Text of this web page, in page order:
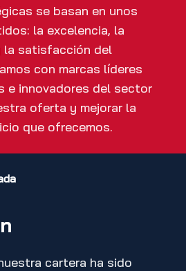
se basan en unos
la excelencia, la
la satisfacción del
con marcas líderes
e innovadores del sector
oferta y mejorar la
que ofrecemos.
cartera ha sido